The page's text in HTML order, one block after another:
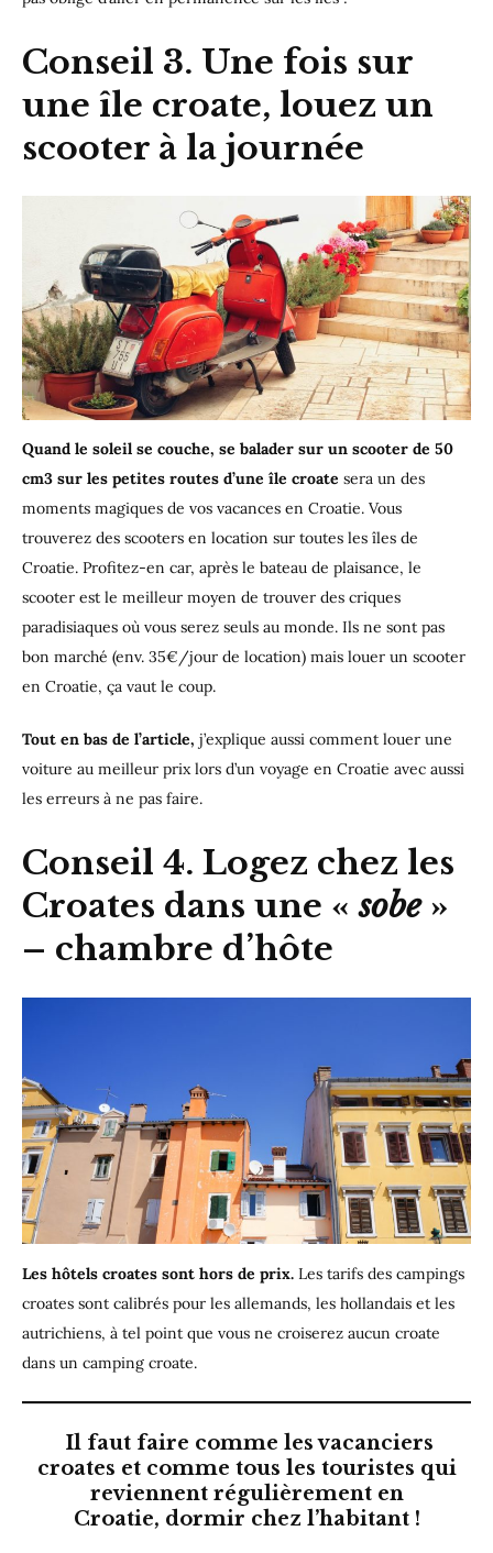
Conseil 3. Une fois sur
une île croate, louez un
scooter à la journée
Quand le soleil se couche, se balader sur un scooter de 50
cm3 sur les petites routes d’une île croate sera un des
moments magiques de vos vacances en Croatie. Vous
trouverez des scooters en location sur toutes les îles de
Croatie. Profitez-en car, après le bateau de plaisance, le
scooter est le meilleur moyen de trouver des criques
paradisiaques où vous serez seuls au monde. Ils ne sont pas
bon marché (env. 35€/jour de location) mais louer un scooter
en Croatie, ça vaut le coup.
Tout en bas de l’article, j’explique aussi comment louer une
voiture au meilleur prix lors d’un voyage en Croatie avec aussi
les erreurs à ne pas faire.
Conseil 4. Logez chez les
Croates dans une «sobe»
– chambre d’hôte
Les hôtels croates sont hors de prix. Les tarifs des campings
croates sont calibrés pour les allemands, les hollandais et les
autrichiens, à tel point que vous ne croiserez aucun croate
dans un camping croate.
Il faut faire comme les vacanciers
croates et comme tous les touristes qui
reviennent régulièrement en
Croatie, dormir chez l’habitant !